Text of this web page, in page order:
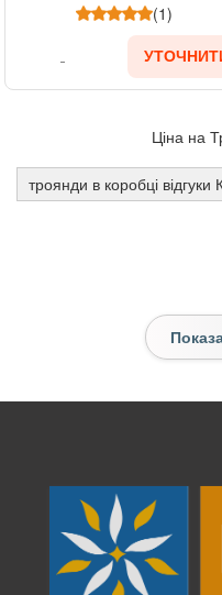
(1)
Ціна на
троянди в коробці відгуки